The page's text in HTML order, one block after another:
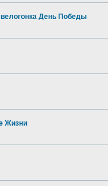
День Победы
Жизни